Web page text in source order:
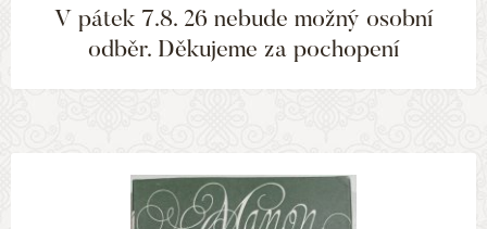
V pátek 7.8. 26 nebude možný osobní
odběr. Děkujeme za pochopení